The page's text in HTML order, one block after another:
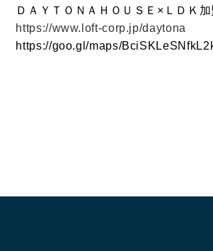
ＤＡＹＴＯＮＡＨＯＵＳＥ×ＬＤＫ
https://www.loft-corp.jp/daytona
https://goo.gl/maps/